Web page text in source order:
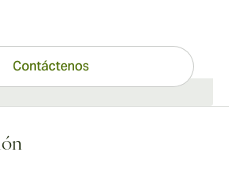
Contáctenos